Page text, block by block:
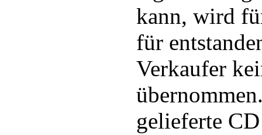
kann, wird
für
Verkaufer
gelieferte